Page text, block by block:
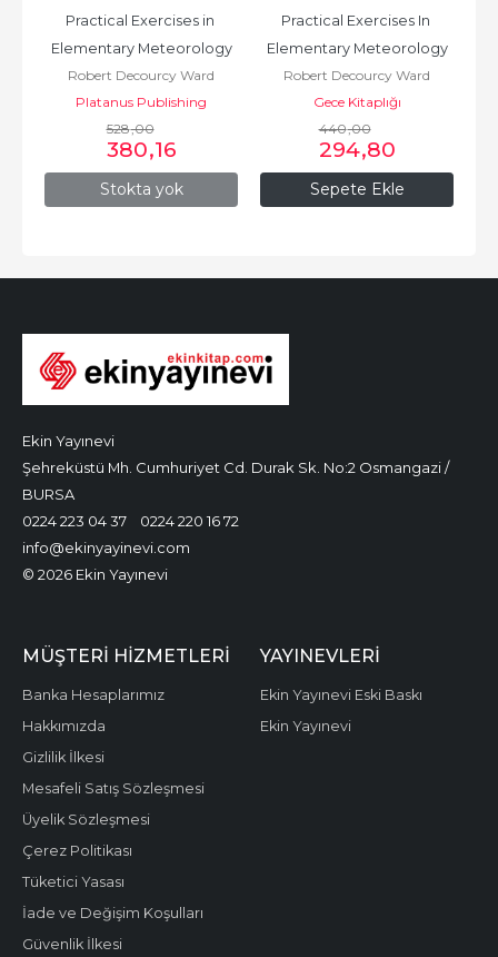
Stokta yok
Practical Exercises in
Elementary Meteorology
Robert Decourcy Ward
Platanus Publishing
528,00
380,16
Sepete Ekle
Practical Exercises In
Elementary Meteorology
Robert Decourcy Ward
Gece Kitaplığı
440,00
294,80
Ekin Yayınevi
Şehreküstü Mh. Cumhuriyet Cd. Durak Sk. No:2 Osmangazi /
BURSA
0224 223 04 37
0224 220 16 72
info@ekinyayinevi.com
© 2026 Ekin Yayınevi
MÜŞTERI HIZMETLERI
Banka Hesaplarımız
Hakkımızda
Gizlilik İlkesi
Mesafeli Satış Sözleşmesi
Üyelik Sözleşmesi
Çerez Politikası
Tüketici Yasası
İade ve Değişim Koşulları
Güvenlik İlkesi
YAYINEVLERI
Ekin Yayınevi Eski Baskı
Ekin Yayınevi